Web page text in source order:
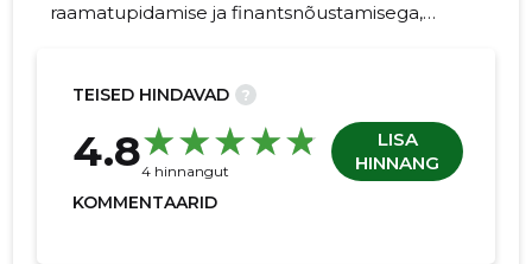
raamatupidamise ja finantsnõustamisega,
TEISED HINDAVAD ?
4.84 hinnangut
LISA
HINNANG
KOMMENTAARID